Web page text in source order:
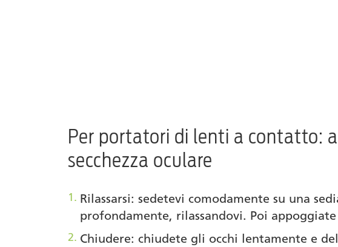
Per portatori di lenti a contatto:
secchezza oculare
Rilassarsi: sedetevi comodamente su una
profondamente, rilassandovi. Poi
Chiudere: chiudete gli occhi lentamente e